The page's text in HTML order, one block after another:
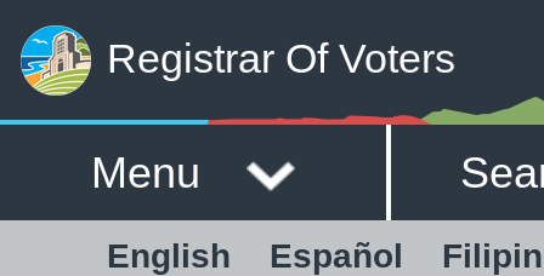
Registrar Of Voters
Menu
English Español